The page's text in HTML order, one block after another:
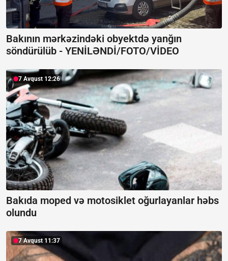
Bakının mərkəzindəki obyektdə yanğın
söndürülüb - YENİLƏNDİ/FOTO/VİDEO
7 Avqust 12:26
Bakıda moped və motosiklet oğurlayanlar həbs
olundu
7 Avqust 11:37